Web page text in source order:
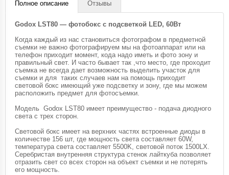
Полное описание Отзывы
Godox LST80 — фотобокс с подсветкой LED, 60Вт
Когда каждый из нас становиться фотографом в предметной
съемки не важно фотографируем мы на фотоаппарат или на
телефон приходит момент, кода надо иметь и фото зону и
правильный свет. И часто бывает так ,что место, где проходит
съемка не всегда дает возможность выделить участок для
съемки и для таких случаев нам на помощь приходит
световой бокс имеющий уже подсветку и зону, где мы можем
расположить предмет для фотосъемки.
Модель Godox LST80 имеет преимущество - подача диодного
света с трех сторон.
Световой бокс имеет на верхних частях встроенные диоды в
количестве 156 шт, где мощность света составляет 60W,
температура света составляет 5500K, световой поток 1500LX.
Серебристая внутренняя структура стенок лайткуба позволяет
отразить свет со всех сторон на объект съемки и не потерять
его мощность.